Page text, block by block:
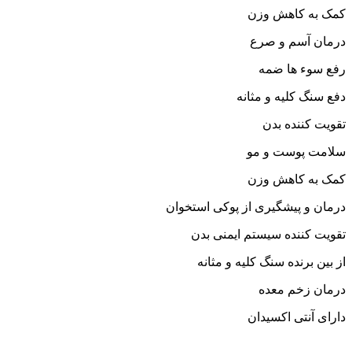
کمک به کاهش وزن
درمان آسم و صرع
رفع سوء ها ضمه
دفع سنگ کلیه و مثانه
تقویت کننده بدن
سلامت پوست و مو
کمک به کاهش وزن
درمان و پیشگیری از پوکی استخوان
تقویت کننده سیستم ایمنی بدن
از بین برنده سنگ کلیه و مثانه
درمان زخم معده
دارای آنتی اکسیدان